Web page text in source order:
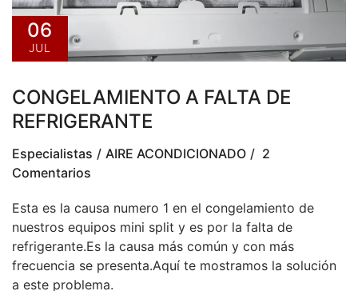
06
JUL
CONGELAMIENTO A FALTA DE
REFRIGERANTE
Especialistas AIRE ACONDICIONADO
2
Comentarios
Esta es la causa numero 1 en el congelamiento de
nuestros equipos mini split y es por la falta de
refrigerante.Es la causa más común y con más
frecuencia se presenta.Aquí te mostramos la solución
a este problema.